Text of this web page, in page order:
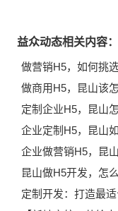
益众动态相关内容：
做营销H5，如何挑
做商用H5，昆山该
定制企业H5，昆山
企业定制H5，昆山
企业做营销H5，昆
昆山做H5开发，怎
定制开发：打造最